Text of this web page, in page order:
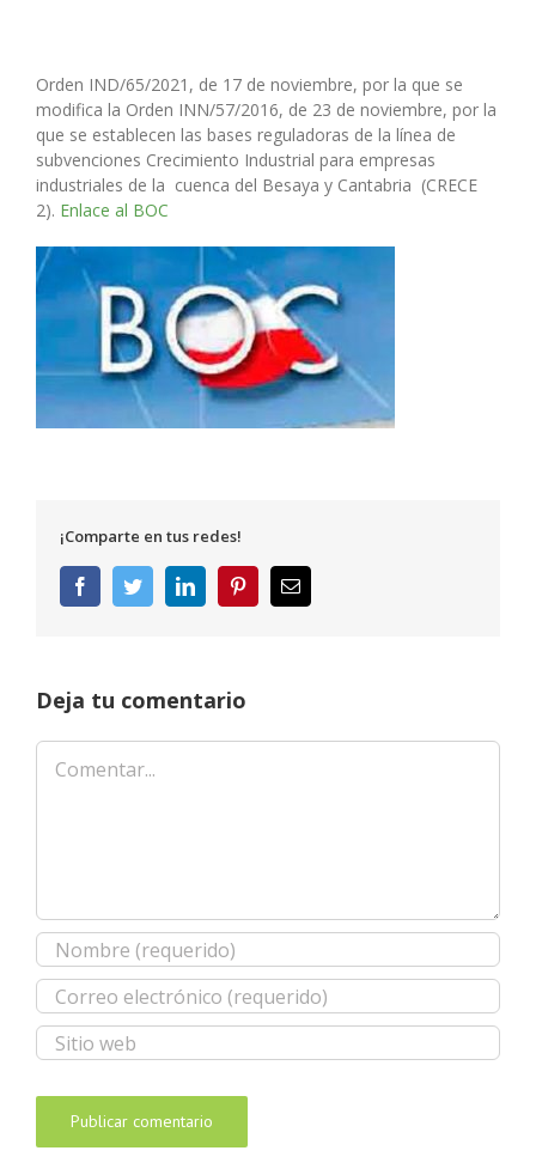
Orden IND/65/2021, de 17 de noviembre, por la que se
modifica la Orden INN/57/2016, de 23 de noviembre, por la
que se establecen las bases reguladoras de la línea de
subvenciones Crecimiento Industrial para empresas
industriales de la cuenca del Besaya y Cantabria (CRECE
2). Enlace al BOC
¡Comparte en tus redes!
FacebookTwitterLinkedInPinterestCorreo
electrónico
Deja tu comentario
Comentar